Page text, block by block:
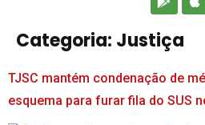
Categoria: Justiça
TJSC mantém condenação de
esquema para furar fila do SUS